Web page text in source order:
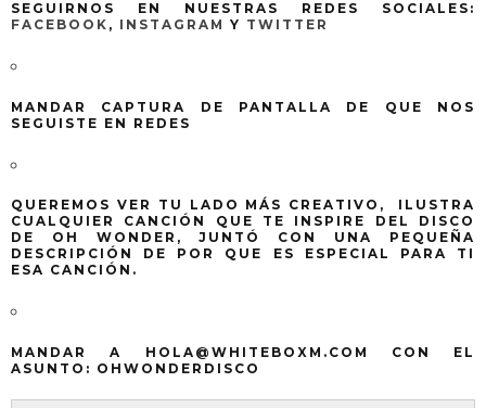
SEGUIRNOS EN NUESTRAS REDES SOCIALES:
FACEBOOK , INSTAGRAM Y TWITTER
MANDAR CAPTURA DE PANTALLA DE QUE NOS
SEGUISTE EN REDES
QUEREMOS VER TU LADO MÁS CREATIVO, ILUSTRA
CUALQUIER CANCIÓN QUE TE INSPIRE DEL DISCO
DE OH WONDER, JUNTÓ CON UNA PEQUEÑA
DESCRIPCIÓN DE POR QUE ES ESPECIAL PARA TI
ESA CANCIÓN.
MANDAR A HOLA@WHITEBOXM.COM
CON EL
ASUNTO: OHWONDERDISCO